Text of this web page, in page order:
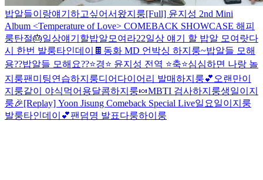
밥알들이랑얘기하고싶어서왔지룽[Full] 윤지성 2nd Mini
Album <Temperature of Love> COMEBACK SHOWCASE 해피
룽탄절🎂일상얘기할밥알모여라22일상 얘기 할 밥알 모여랏다
시 한번 발룽타인데이🍫 동화 MD 언박싱 하지룽~밥알들 모해
용??밥알들 모해요??⭐경⭐ 윤지성 전역 ⭐축⭐심심하면 나랑 놀
지룽팬미팅연습하지룽디어다이어리 발매하지룽💕 오랜만이
지룽같이 야식먹어용달콤하지룽🍬MBTI 검사하지룽생일이지
룽🎉[Replay] Yoon Jisung Comeback Special Live일요일이지룽
발룽타인데이💕팬덤명 발표다룽하이룽